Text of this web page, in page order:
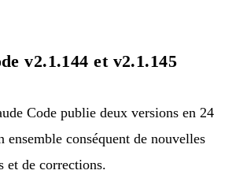
v2.1.144 et v2.1.145
Code publie deux versions en 24
ensemble conséquent de nouvelles
et de corrections.